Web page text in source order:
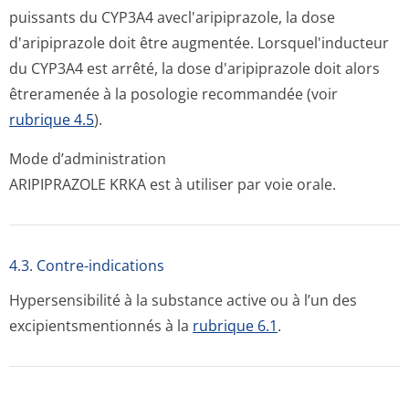
puissants du CYP3A4 avecl'aripiprazole, la dose
d'aripiprazole doit être augmentée. Lorsquel'inducteur
du CYP3A4 est arrêté, la dose d'aripiprazole doit alors
êtreramenée à la posologie recommandée (voir
rubrique 4.5).
Mode d’administration
ARIPIPRAZOLE KRKA est à utiliser par voie orale.
4.3. Contre-indications
Hypersensibilité à la substance active ou à l’un des
excipientsmen­tionnés à la rubrique 6.1.